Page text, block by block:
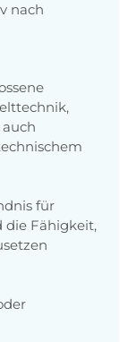
nach
für
die Fähigkeit,